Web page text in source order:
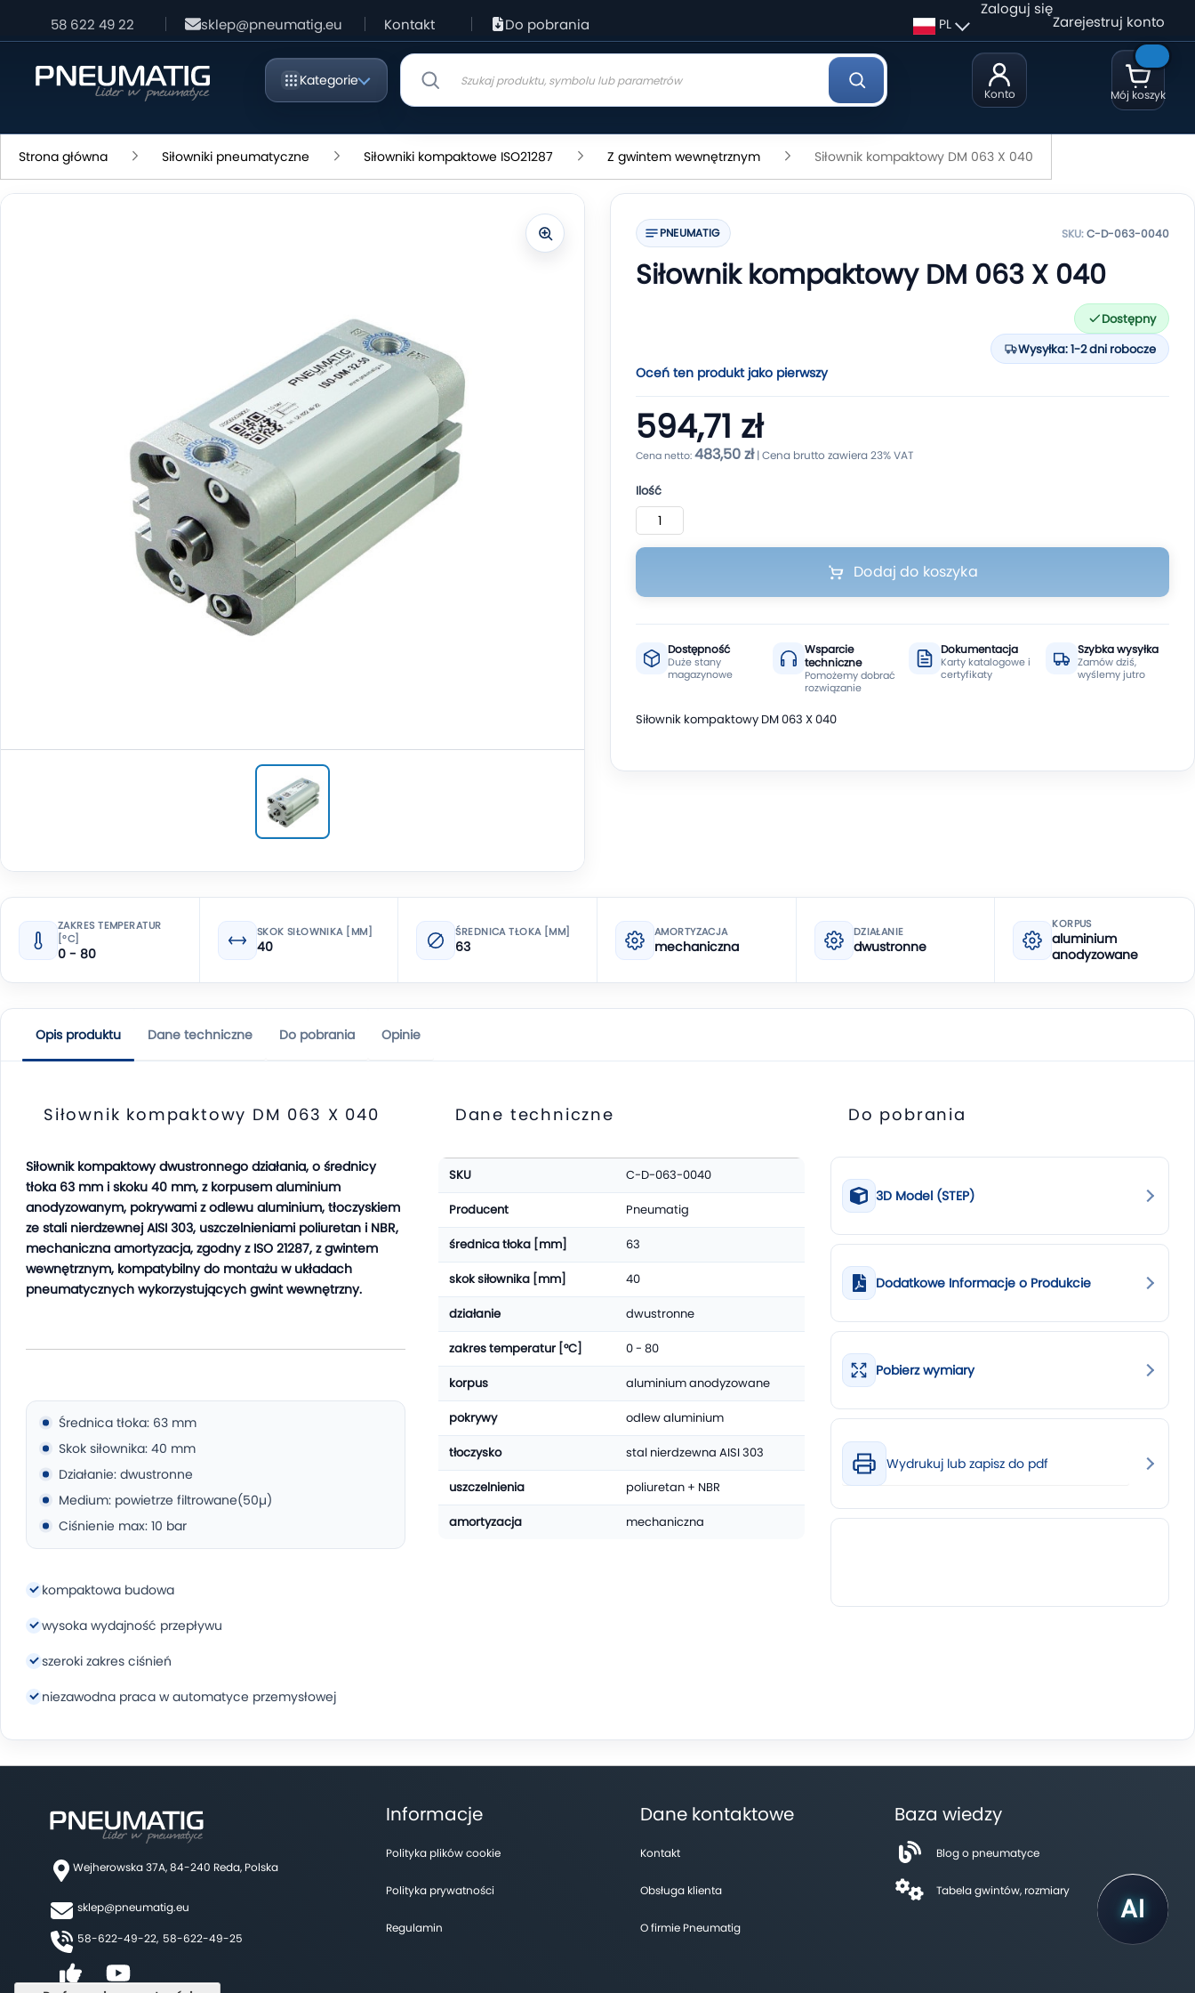
58 622 49 22 sklep@pneumatig.eu Kontakt Do pobrania
Kategorie
Konto
PL
Zaloguj się
Zarejestruj konto
Mój koszyk
Strona główna Siłowniki pneumatyczne Siłowniki kompaktowe ISO21287 Z gwintem wewnętrznym Siłownik kompaktowy DM 063 X 040
PNEUMATIG SKU:C-D-063-0040
Siłownik kompaktowy DM 063 X 040
Dostępny
Wysyłka: 1-2 dni robocze
Oceń ten produkt jako pierwszy
594,71 zł
483,50 zł
Ilość
Dodaj do koszyka
Dostępność
Duże stany
magazynowe
Wsparcie
techniczne
Pomożemy dobrać
rozwiązanie
Dokumentacja
Karty katalogowe i
certyfikaty
Szybka wysyłka
Zamów dziś,
wyślemy jutro
Siłownik kompaktowy DM 063 X 040
ZAKRES TEMPERATUR
[°C]
0 - 80
SKOK SIŁOWNIKA [MM]
40
ŚREDNICA TŁOKA [MM]
63
AMORTYZACJA
mechaniczna
DZIAŁANIE
dwustronne
KORPUS
aluminium
anodyzowane
Opis produktu Dane techniczne Do pobrania Opinie
Siłownik kompaktowy DM 063 X 040
Siłownik kompaktowy dwustronnego działania, o średnicy
tłoka 63 mm i skoku 40 mm, z korpusem aluminium
anodyzowanym, pokrywami z odlewu aluminium, tłoczyskiem
ze stali nierdzewnej AISI 303, uszczelnieniami poliuretan i NBR,
mechaniczna amortyzacja, zgodny z ISO 21287, z gwintem
wewnętrznym, kompatybilny do montażu w układach
pneumatycznych wykorzystujących gwint wewnętrzny.
Średnica tłoka: 63 mm
Skok siłownika: 40 mm
Działanie: dwustronne
Medium: powietrze filtrowane(50µ)
Ciśnienie max: 10 bar
kompaktowa budowa
wysoka wydajność przepływu
szeroki zakres ciśnień
niezawodna praca w automatyce przemysłowej
Dane techniczne
Więcej
informacji
SKU C-D-063-0040
Producent Pneumatig
średnica tłoka [mm] 63
skok siłownika [mm] 40
działanie dwustronne
zakres temperatur [°C] 0 - 80
korpus aluminium anodyzowane
pokrywy odlew aluminium
tłoczysko stal nierdzewna AISI 303
uszczelnienia poliuretan + NBR
amortyzacja mechaniczna
Do pobrania
3D Model (STEP)
Dodatkowe Informacje o Produkcie
Pobierz wymiary
Wydrukuj lub zapisz do pdf
Wejherowska 37A, 84-240 Reda, Polska
sklep@pneumatig.eu
58-622-49-22, 58-622-49-25
Informacje
Polityka plików cookie
Polityka prywatności
Regulamin
Dane kontaktowe
Kontakt
Obsługa klienta
O firmie Pneumatig
Baza wiedzy
Blog o pneumatyce
Tabela gwintów, rozmiary